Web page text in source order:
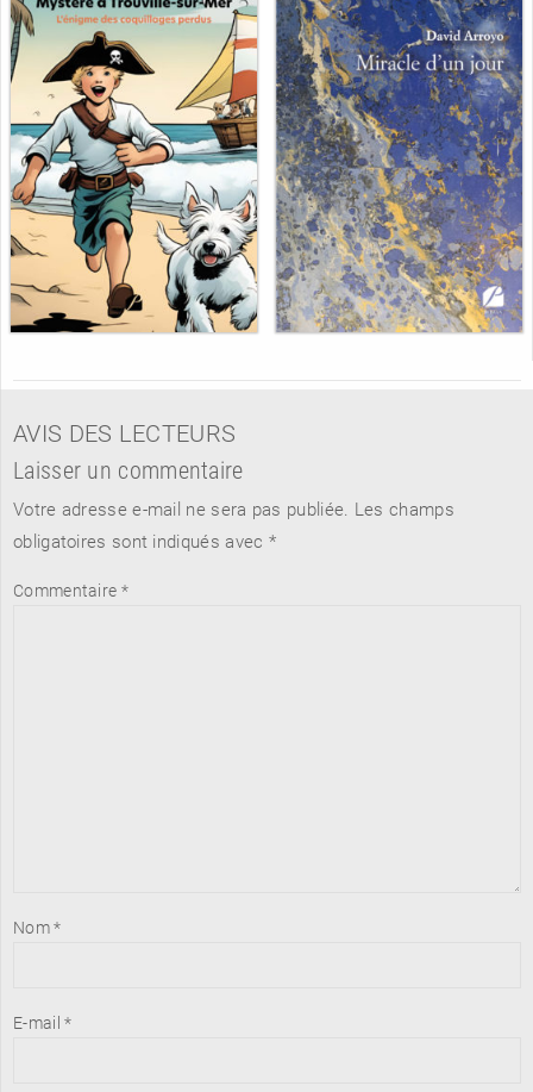
AVIS DES LECTEURS
Laisser un commentaire
Votre adresse e-mail ne sera pas publiée. Les champs
obligatoires sont indiqués avec *
Commentaire *
Nom*
E-mail*